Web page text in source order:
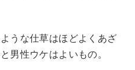
うな仕草はほどよくあざ
男性ウケはよいもの。